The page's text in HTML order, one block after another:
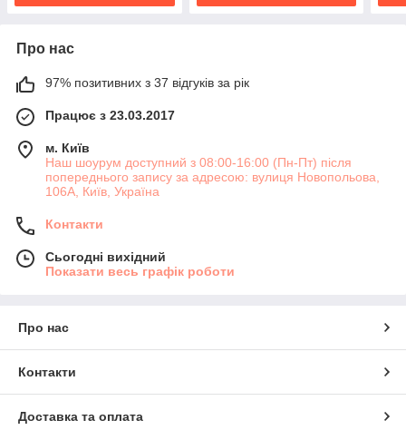
Про нас
97% позитивних з 37 відгуків за рік
Працює з 23.03.2017
м. Київ
Наш шоурум доступний з 08:00-16:00 (Пн-Пт) після
попереднього запису за адресою: вулиця Новопольова,
106А, Київ, Україна
Контакти
Сьогодні вихідний
Показати весь графік роботи
Про нас
Контакти
Доставка та оплата